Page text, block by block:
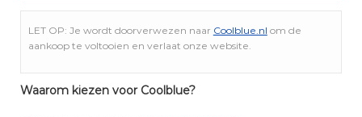
LET OP: Je wordt doorverwezen naar Coolblue.nl om de
aankoop te voltooien en verlaat onze website.
Waarom kiezen voor Coolblue?